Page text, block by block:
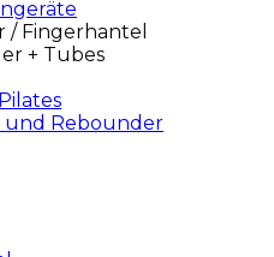
/ Fingerhantel
+ Tubes
und Rebounder